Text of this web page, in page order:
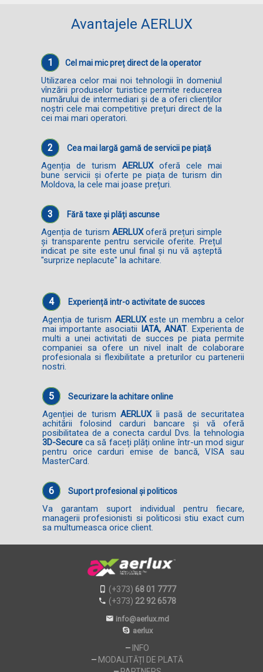
Avantajele AERLUX
1 Cel mai mic preț direct de la operator
Utilizarea celor mai noi tehnologii în domeniul
vînzării produselor turistice permite reducerea
numărului de intermediari și de a oferi clienților
noștri cele mai competitive prețuri direct de la
cei mai mari operatori.
2 Cea mai largă gamă de servicii pe piață
Agenția de turism AERLUXoferă cele mai
bune servicii și oferte pe piața de turism din
Moldova, la cele mai joase prețuri.
3 Fără taxe și plăți ascunse
Agenția de turism AERLUXoferă prețuri simple
și transparente pentru servicile oferite. Prețul
indicat pe site este unul final și nu vă așteptă
"surprize neplacute" la achitare.
4 Experiență intr-o activitate de succes
Agenția de turism AERLUXeste un membru a celor
mai importante asociatii IATA, ANAT. Experienta de
multi a unei activitati de succes pe piata permite
companiei sa ofere un nivel inalt de colaborare
profesionala si flexibilitate a preturilor cu partenerii
nostri.
5 Securizare la achitare online
Agenției de turismAERLUXîi pasă de securitatea
achitării folosind carduri bancare și vă oferă
posibilitatea de a conecta cardul Dvs. la tehnologia
3D-Secureca să faceți plăți online într-un mod sigur
pentru orice carduri emise de bancă, VISA sau
MasterCard.
6 Suport profesional și politicos
Va garantam suport individual pentru fiecare,
managerii profesionisti si politicosi stiu exact cum
sa multumeasca orice client.
(+373) 68 01 7777
(+373) 22 92 6578
info@aerlux.md
aerlux
INFO
MODALITĂȚI DE PLATĂ